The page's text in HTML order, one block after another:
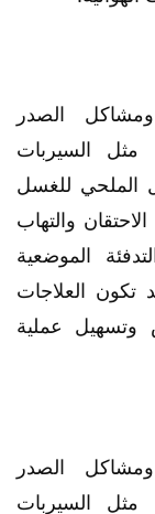
الصدر
مثل السيربات
الملحي للغسل
والتهاب
الموضعية
تكون العلاجات
وتسهيل عملية
الصدر
مثل السيربات